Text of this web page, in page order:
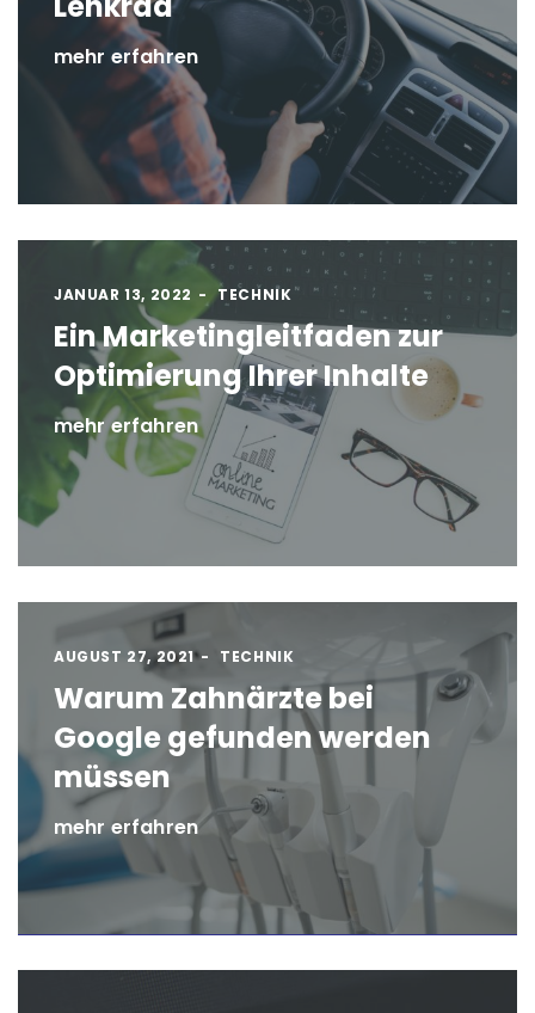
mehr erfahren
JANUAR 13, 2022 TECHNIK
Ein Marketingleitfaden zur
Optimierung Ihrer Inhalte
mehr erfahren
AUGUST 27, 2021 TECHNIK
Warum Zahnärzte bei
Google gefunden werden
müssen
mehr erfahren